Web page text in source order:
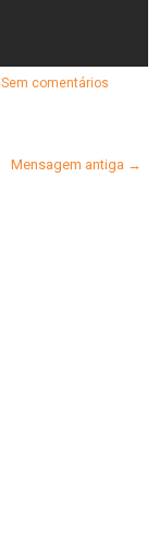
Sem comentários
Mensagem antiga →